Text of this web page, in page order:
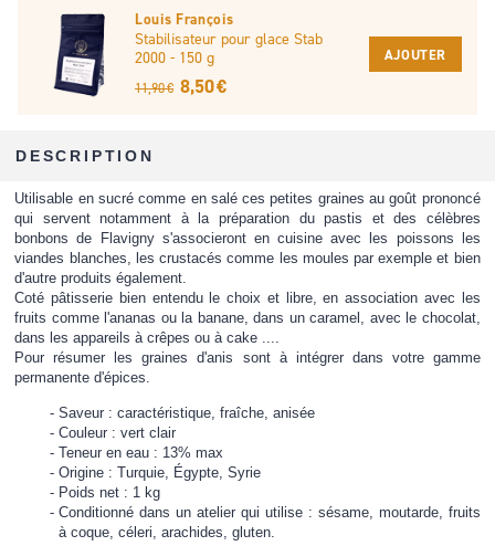
Louis François
Stabilisateur pour glace Stab
2000 - 150 g
11,90 € 8,50 €
AJOUTER
DESCRIPTION
Utilisable en sucré comme en salé ces petites graines au goût prononcé
qui servent notamment à la préparation du pastis et des célèbres
bonbons de Flavigny s'associeront en cuisine avec les poissons les
viandes blanches, les crustacés comme les moules par exemple et bien
d'autre produits également.
Coté pâtisserie bien entendu le choix et libre, en association avec les
fruits comme l'ananas ou la banane, dans un caramel, avec le chocolat,
dans les appareils à crêpes ou à cake ....
Pour résumer les graines d'anis sont à intégrer dans votre gamme
permanente d'épices.
Saveur : caractéristique, fraîche, anisée
Couleur : vert clair
Teneur en eau : 13% max
Origine : Turquie, Égypte, Syrie
Poids net : 1 kg
Conditionné dans un atelier qui utilise : sésame, moutarde, fruits
à coque, céleri, arachides, gluten.